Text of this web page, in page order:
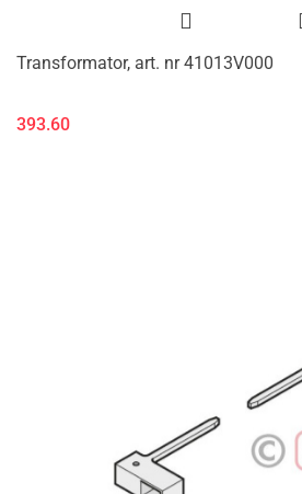
Transformator, art. nr 41013V000
393.60